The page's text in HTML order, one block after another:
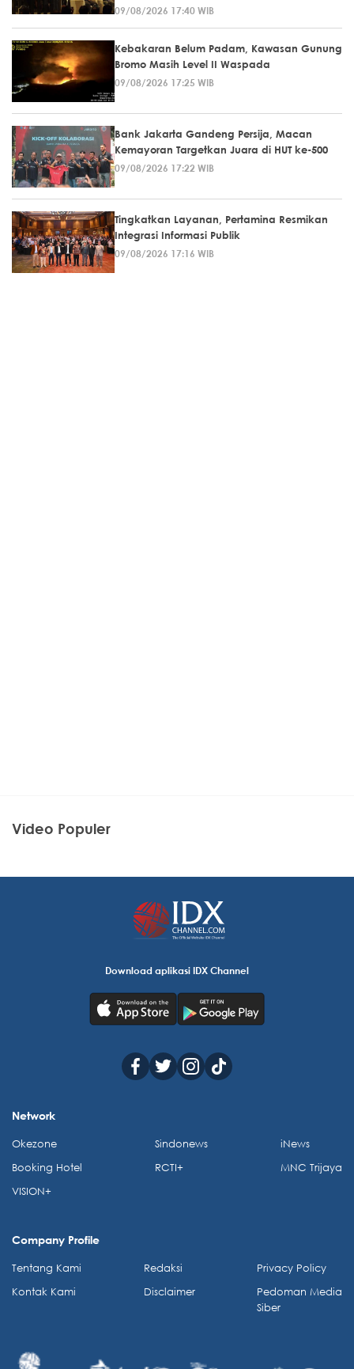
09/08/2026 17:40 WIB
Kebakaran Belum Padam, Kawasan Gunung
Bromo Masih Level II Waspada
09/08/2026 17:25 WIB
Bank Jakarta Gandeng Persija, Macan
Kemayoran Targetkan Juara di HUT ke-500
09/08/2026 17:22 WIB
Tingkatkan Layanan, Pertamina Resmikan
Integrasi Informasi Publik
09/08/2026 17:16 WIB
Video Populer
Download aplikasi IDX Channel
Network
Okezone
Booking Hotel
VISION+
Sindonews
RCTI+
iNews
MNC Trijaya
Company Profile
Tentang Kami
Kontak Kami
Redaksi
Disclaimer
Privacy Policy
Pedoman Media
Siber